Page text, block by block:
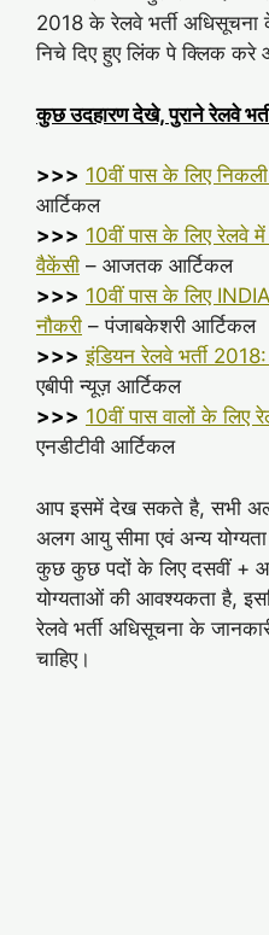
2018 के रेलवे भर्ती
निचे दिए हुए लिंक पे क्लिक करे
कुछ उदहारण देखे, पुराने रेलवे
>>> 10वीं पास के लिए
आर्टिकल
>>> 10वीं पास के लिए रेलवे
वैकेंसी – आजतक आर्टिकल
>>> 10वीं पास के लिए
नौकरी – पंजाबकेशरी आर्टिकल
>>> इंडियन रेलवे भर्ती
एबीपी न्यूज़ आर्टिकल
>>> 10वीं पास वालों के लिए
एनडीटीवी आर्टिकल
आप इसमें देख सकते है, सभी
अलग आयु सीमा एवं अन्य
कुछ कुछ पदों के लिए दसवीं +
योग्यताओं की आवश्यकता है,
रेलवे भर्ती अधिसूचना के
चाहिए।